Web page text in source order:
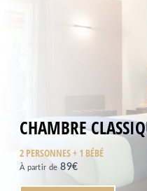
CHAMBRE
2 PERSONNES + 1 BÉBÉ
À partir de 89€